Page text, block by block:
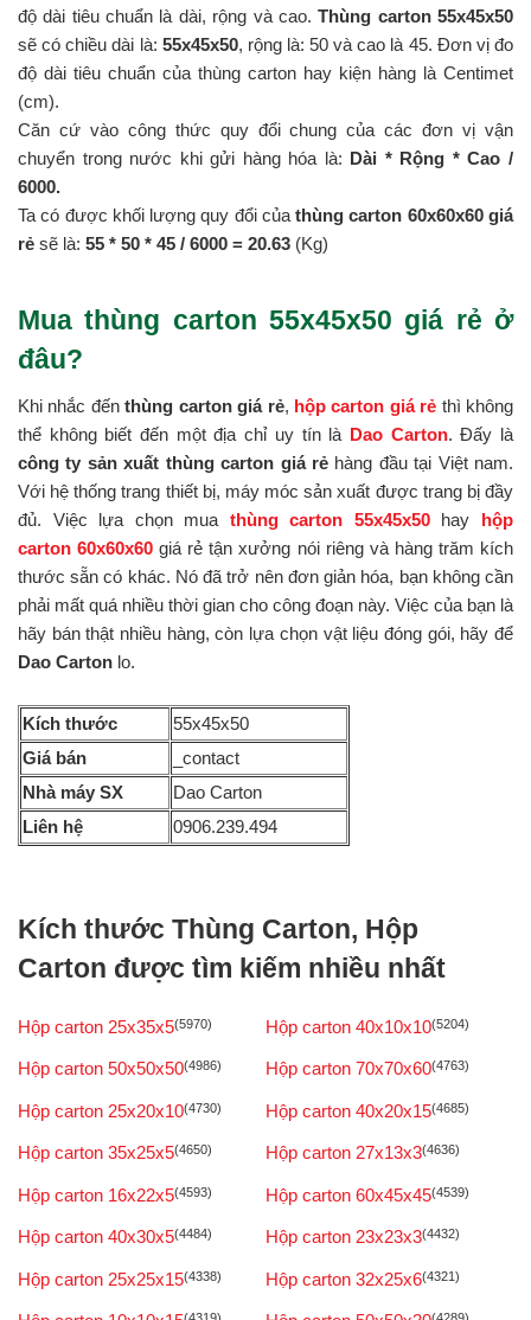
độ dài tiêu chuẩn là dài, rộng và cao.Thùng carton 55x45x50
sẽ có chiều dài là: 55x45x50, rộng là: 50 và cao là 45. Đơn vị đo
độ dài tiêu chuẩn của thùng carton hay kiện hàng là Centimet
(cm).
Căn cứ vào công thức quy đổi chung của các đơn vị vận
chuyển trong nước khi gửi hàng hóa là: Dài * Rộng * Cao /
6000.
Ta có được khối lượng quy đổi củathùng carton 60x60x60 giá
rẻ sẽ là: 55 * 50 * 45 / 6000 = 20.63 (Kg)
Mua thùng carton 55x45x50 giá rẻ ở
đâu?
Khi nhắc đếnthùng carton giá rẻ, hộp carton giá rẻ thì không
thể không biết đến một địa chỉ uy tín là Dao Carton. Đấy là
công ty sản xuất thùng carton giá rẻhàng đầu tại Việt nam.
Với hệ thống trang thiết bị, máy móc sản xuất được trang bị đầy
đủ. Việc lựa chọn mua thùng carton 55x45x50hay hộp
carton 60x60x60 giá rẻ tận xưởng nói riêng và hàng trăm kích
thước sẵn có khác. Nó đã trở nên đơn giản hóa, bạn không cần
phải mất quá nhiều thời gian cho công đoạn này. Việc của bạn là
hãy bán thật nhiều hàng, còn lựa chọn vật liệu đóng gói, hãy để
Dao Carton lo.
Kích thước
55x45x50
Giá bán
_contact
Nhà máy SX
Dao Carton
Liên hệ
0906.239.494
Kích thước Thùng Carton, Hộp
Carton được tìm kiếm nhiều nhất
Hộp carton 25x35x5(5970) Hộp carton 40x10x10(5204)
Hộp carton 50x50x50(4986) Hộp carton 70x70x60(4763)
Hộp carton 25x20x10(4730) Hộp carton 40x20x15(4685)
Hộp carton 35x25x5(4650) Hộp carton 27x13x3(4636)
Hộp carton 16x22x5(4593) Hộp carton 60x45x45(4539)
Hộp carton 40x30x5(4484) Hộp carton 23x23x3(4432)
Hộp carton 25x25x15(4338) Hộp carton 32x25x6(4321)